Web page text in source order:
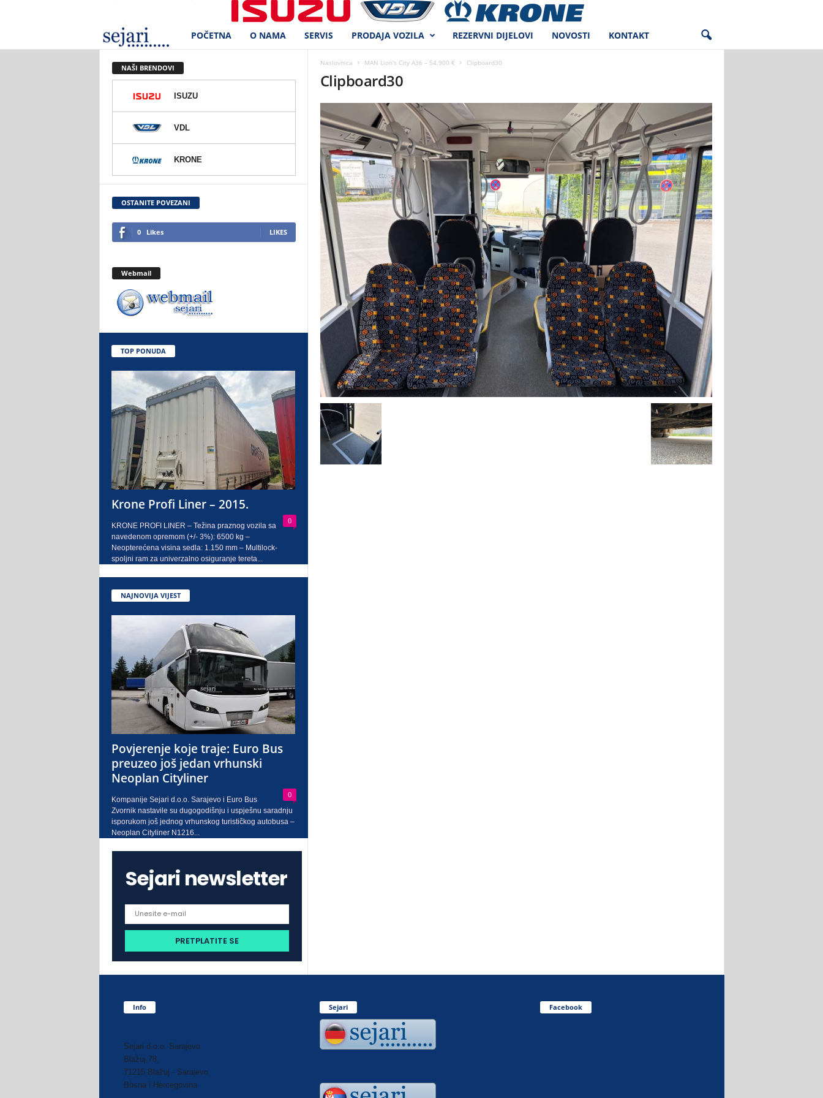
e
r
d
.
o
.
a
j
o
POČETNA O NAMA SERVIS PRODAJA VOZILA REZERVNI DIJELOVI NOVOSTI KONTAKT
Naslovnica MAN Lion's City A36 – 54.900 € Clipboard30
Clipboard30
NAŠI BRENDOVI
ISUZU
VDL
KRONE
OSTANITE POVEZANI
0 Likes LIKES
Webmail
TOP PONUDA
Krone Profi Liner – 2015.
0
KRONE PROFI LINER – Težina praznog vozila sa
navedenom opremom (+/- 3%): 6500 kg –
Neopterećena visina sedla: 1.150 mm – Multilock-
spoljni ram za univerzalno osiguranje tereta...
NAJNOVIJA VIJEST
Povjerenje koje traje: Euro Bus
preuzeo još jedan vrhunski
Neoplan Cityliner
0
Kompanije Sejari d.o.o. Sarajevo i Euro Bus
Zvornik nastavile su dugogodišnju i uspješnu saradnju
isporukom još jednog vrhunskog turističkog autobusa –
Neoplan Cityliner N1216...
Sejari newsletter
Info
Sejari d.o.o. Sarajevo
Blažuj 78,
71215 Blažuj - Sarajevo
Bosna i Hercegovina
Sejari Facebook